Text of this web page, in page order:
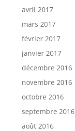
avril 2017
mars 2017
février 2017
janvier 2017
décembre 2016
novembre 2016
octobre 2016
septembre 2016
août 2016